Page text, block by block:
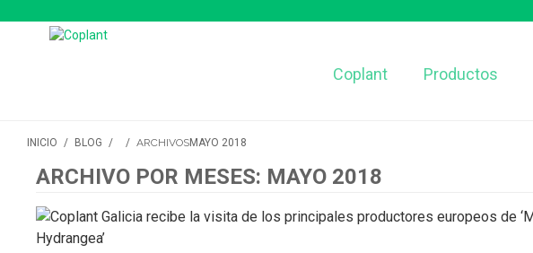
Coplant Productos
INICIO / BLOG / ARCHIVOS
/ MAYO 2018
ARCHIVO POR MESES: MAYO 2018